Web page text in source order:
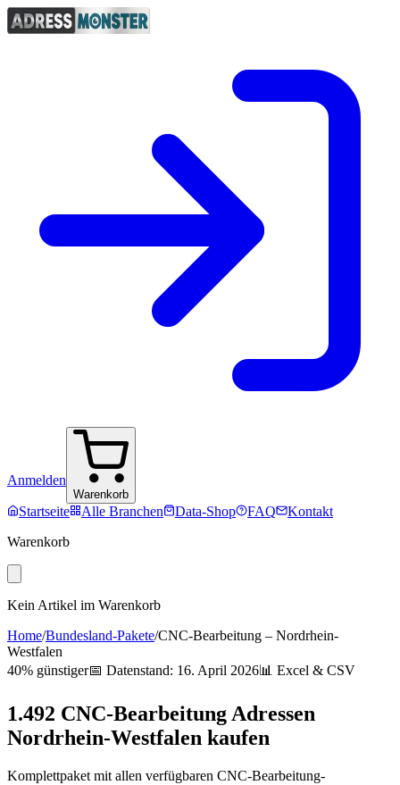
Anmelden
Warenkorb
Startseite Alle Branchen Data-Shop FAQ
Kontakt
Warenkorb
Kein Artikel im Warenkorb
Home/Bundesland-Pakete/CNC-Bearbeitung – Nordrhein-
Westfalen
40% günstiger📅 Datenstand: 16. April 2026📊 Excel & CSV
1.492 CNC-Bearbeitung Adressen
Nordrhein-Westfalen kaufen
Komplettpaket mit allen verfügbaren CNC-Bearbeitung-